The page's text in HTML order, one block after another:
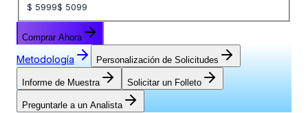
$ 5999$ 5099
Comprar Ahora
Metodología Personalización de Solicitudes
Informe de Muestra Solicitar un Folleto
Preguntarle a un Analista